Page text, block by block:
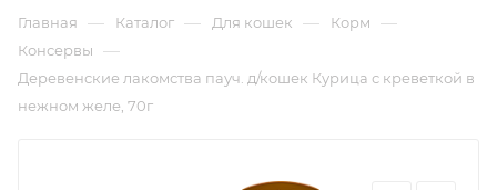
Главная — Каталог — Для кошек — Корм —
Консервы —
Деревенские лакомства пауч. д/кошек Курица с креветкой в
нежном желе, 70г